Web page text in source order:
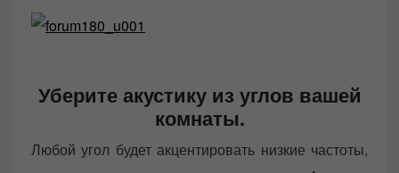
Уберите акустику из углов вашей
комнаты.
Любой угол будет акцентировать низкие частоты,